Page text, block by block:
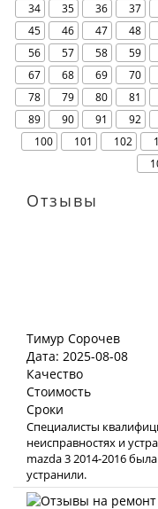
34
35 36 37
45
46 47 48
56
57 58 59
67
68 69 70
78
79 80 81
89
90 91 92
100
101 102
Отзывы
Тимур Сорочев
Дата: 2025-08-08
Качество
Стоимость
Сроки
Специалисты
неисправностях и
mazda 3 2014-2016
устранили.